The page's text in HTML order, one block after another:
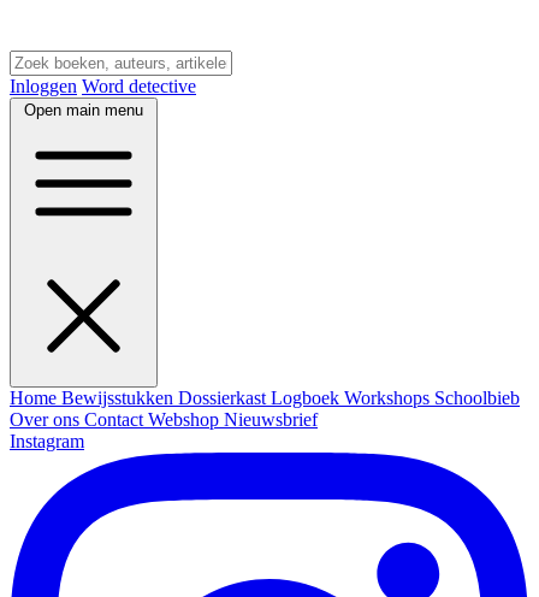
Inloggen Word detective
Open main menu
Home Bewijsstukken Dossierkast Logboek Workshops Schoolbieb
Over ons Contact Webshop Nieuwsbrief
Instagram